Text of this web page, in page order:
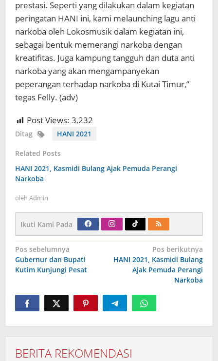
prestasi. Seperti yang dilakukan dalam kegiatan
peringatan HANI ini, kami melaunching lagu anti
narkoba oleh Lokosmusik dalam kegiatan ini,
sebagai bentuk memerangi narkoba dengan
kreatifitas. Juga kampung tangguh dan duta anti
narkoba yang akan mengampanyekan
peperangan terhadap narkoba di Kutai Timur,”
tegas Felly. (adv)
Post Views: 3,232
Ditag HANI 2021
Related Posts
HANI 2021, Kasmidi Bulang Ajak Pemuda Perangi
Narkoba
oleh Admin
Ikuti Kami Pada
Navigasi
pos
Pos sebelumnya
Gubernur dan Bupati
Kutim Kunjungi Pesat
Pos berikutnya
HANI 2021, Kasmidi Bulang
Ajak Pemuda Perangi
Narkoba
BERITA REKOMENDASI